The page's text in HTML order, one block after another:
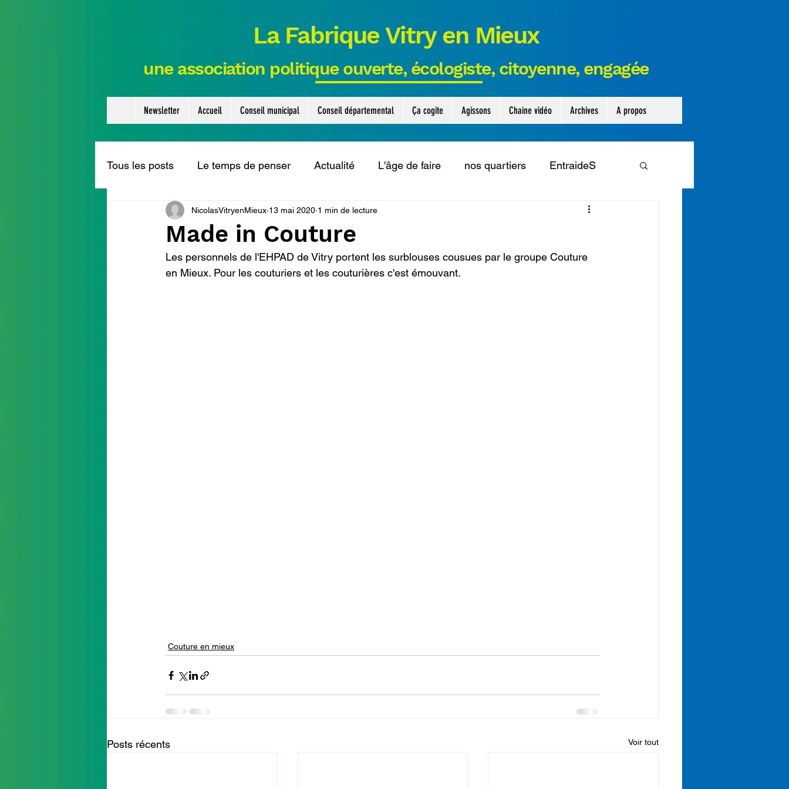
La Fabrique Vitry en Mieux
une association politique ouverte, écologiste, citoyenne, engagée
Newsletter Accueil Conseil municipal Conseil départemental Ça cogite Agissons Chaine vidéo Archives A propos
Tous les posts Le temps de penser Actualité L'âge de faire nos quartiers EntraideS
Couture en mieux Appels Le collectif solidaire Legislative
sur actualité Les cafés qui cogitent Le collectif eau Interventions Conseil départemental
Made in Couture
NicolasVitryenMieux 13 mai 2020 1 min de lecture
Les personnels de l'EHPAD de Vitry portent les surblouses cousues par le groupe Couture
en Mieux. Pour les couturiers et les couturières c'est émouvant.
Couture en mieux
Posts récents Voir tout